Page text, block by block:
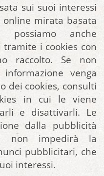
sui suoi interessi
mirata basata
possiamo anche
i cookies con
raccolto. Se non
venga
dei cookies, consulti
in cui le viene
e disattivarli. Le
dalla pubblicità
non impedirà la
pubblicitari, che
interessi.